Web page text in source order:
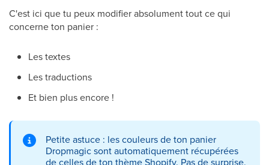
C'est ici que tu peux modifier absolument tout ce qui
concerne ton panier :
Les textes
Les traductions
Et bien plus encore !
Petite astuce : les couleurs de ton panier
Dropmagic sont automatiquement récupérées
de celles de ton thème Shopify. Pas de surprise,